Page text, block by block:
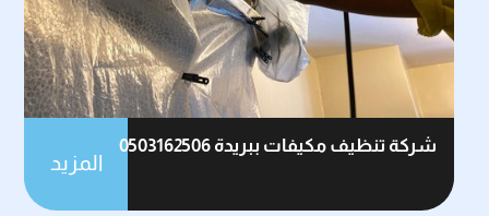
شركة تنظيف مكيفات ببريدة 0503162506
المزيد